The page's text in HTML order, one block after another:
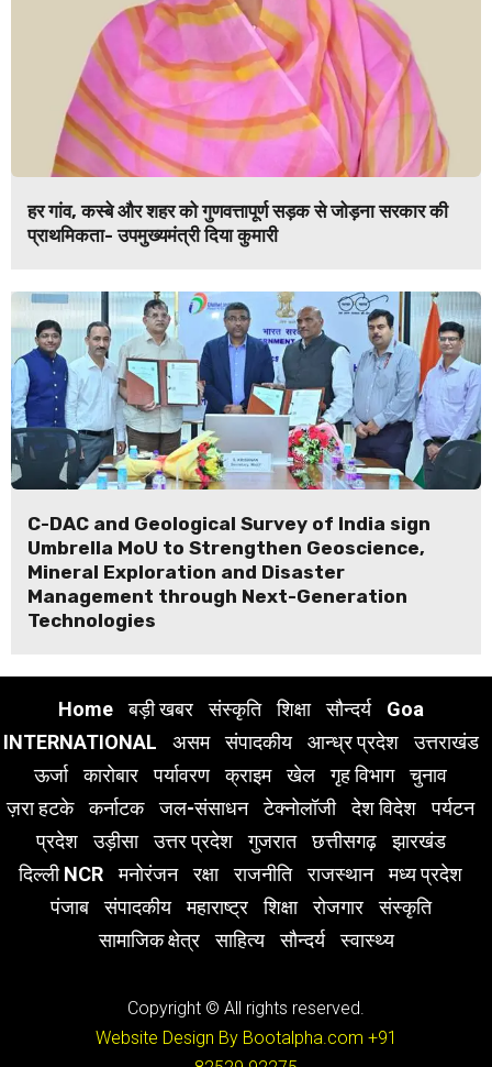
हर गांव, कस्बे और शहर को गुणवत्तापूर्ण सड़क से जोड़ना सरकार की
प्राथमिकता- उपमुख्यमंत्री दिया कुमारी
C-DAC and Geological Survey of India sign
Umbrella MoU to Strengthen Geoscience,
Mineral Exploration and Disaster
Management through Next-Generation
Technologies
Home बड़ी खबर संस्कृति शिक्षा सौन्दर्य
Goa
INTERNATIONAL
असम संपादकीय आन्ध्र प्रदेश
उत्तराखंड
ऊर्जा
कारोबार पर्यावरण क्राइम खेल गृह विभाग
चुनाव
ज़रा हटके
कर्नाटक जल-संसाधन टेक्नोलॉजी देश विदेश
पर्यटन
प्रदेश
उड़ीसा उत्तर प्रदेश गुजरात छत्तीसगढ़
झारखंड
दिल्ली NCR
मनोरंजन रक्षा राजनीति राजस्थान
मध्य प्रदेश
पंजाब
संपादकीय महाराष्ट्र शिक्षा रोजगार
संस्कृति
सामाजिक क्षेत्र
साहित्य सौन्दर्य स्वास्थ्य
Copyright © All rights reserved.
Website Design By Bootalpha.com +91